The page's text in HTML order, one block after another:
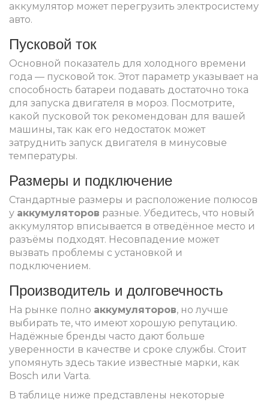
аккумулятор может перегрузить электросистему
авто.
Пусковой ток
Основной показатель для холодного времени
года — пусковой ток. Этот параметр указывает на
способность батареи подавать достаточно тока
для запуска двигателя в мороз. Посмотрите,
какой пусковой ток рекомендован для вашей
машины, так как его недостаток может
затруднить запуск двигателя в минусовые
температуры.
Размеры и подключение
Стандартные размеры и расположение полюсов
у аккумуляторов разные. Убедитесь, что новый
аккумулятор вписывается в отведённое место и
разъёмы подходят. Несовпадение может
вызвать проблемы с установкой и
подключением.
Производитель и долговечность
На рынке полно аккумуляторов, но лучше
выбирать те, что имеют хорошую репутацию.
Надёжные бренды часто дают больше
уверенности в качестве и сроке службы. Стоит
упомянуть здесь такие известные марки, как
Bosch или Varta.
В таблице ниже представлены некоторые